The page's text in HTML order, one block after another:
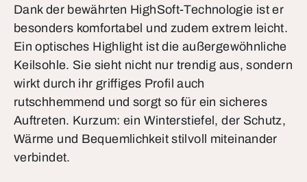
Dank der bewährten HighSoft-Technologie ist er
besonders komfortabel und zudem extrem leicht.
Ein optisches Highlight ist die außergewöhnliche
Keilsohle. Sie sieht nicht nur trendig aus, sondern
wirkt durch ihr griffiges Profil auch
rutschhemmend und sorgt so für ein sicheres
Auftreten. Kurzum: ein Winterstiefel, der Schutz,
Wärme und Bequemlichkeit stilvoll miteinander
verbindet.